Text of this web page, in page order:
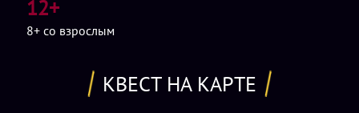
12+
8+ со взрослым
КВЕСТ НА КАРТЕ